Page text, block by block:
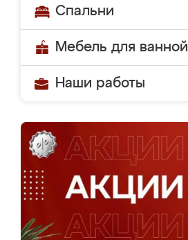
Спальни
Мебель для ванной
Наши работы